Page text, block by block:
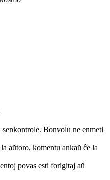
Bonvolu ne enmeti
aŭtoro, komentu ankaŭ ĉe la
povas esti forigitaj aŭ